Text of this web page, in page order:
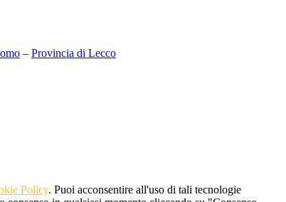
– Provincia di Lecco
Policy. Puoi acconsentire all'uso di tali tecnologie